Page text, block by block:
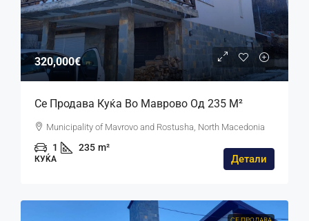
320,000€
Се Продава Куќа Во Маврово Од 235 М²
Municipality of Mavrovo and Rostusha, North Macedonia
1 235 m²
КУЌА Детали